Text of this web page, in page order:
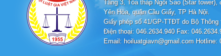
Tầng 3, Tòa tháp Ngôi Sao (Star
Yên Hòa, quận Cầu Giấy, TP Hà Nội.
Giấy phép số 41/GP-TTĐT do Bộ
Điện thoại: 046.2634.940 Fax:
Email: hoiluatgiavn@gmail.com Hotline: